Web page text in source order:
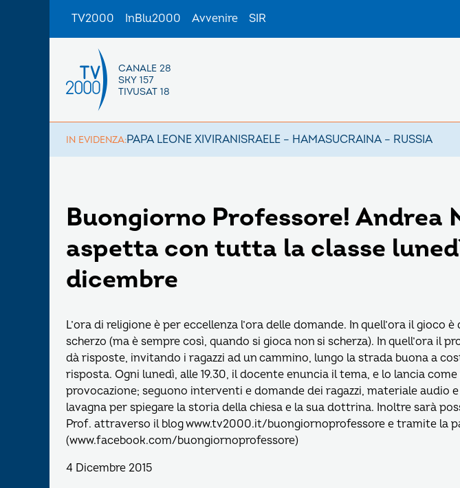
TV2000 InBlu2000 Avvenire SIR
CANALE 28
SKY 157
TIVUSAT 18
IN EVIDENZA:PAPA LEONE XIVIRANISRAELE – HAMASUCRAINA – RUSSIA
Buongiorno Professore! Andrea
aspetta con tutta la classe
dicembre
L’ora di religione è per eccellenza l’ora delle domande. In quell’ora il gioco
scherzo (ma è sempre così, quando si gioca non si scherza). In quell’ora il
dà risposte, invitando i ragazzi ad un cammino, lungo la strada buona a
risposta. Ogni lunedì, alle 19.30, il docente enuncia il tema, e lo lancia
provocazione; seguono interventi e domande dei ragazzi, materiale audio
lavagna per spiegare la storia della chiesa e la sua dottrina. Inoltre sarà
Prof. attraverso il blog www.tv2000.it/buongiornoprofessore e tramite la
(www.facebook.com/buongiornoprofessore)
4 Dicembre 2015